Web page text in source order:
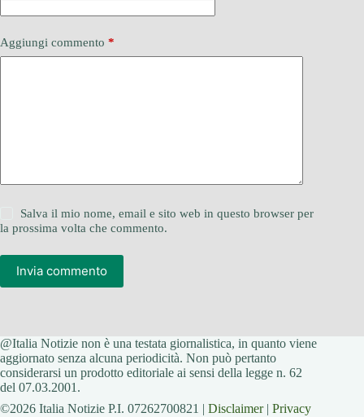
Aggiungi commento *
Salva il mio nome, email e sito web in questo browser per
la prossima volta che commento.
Invia commento
@Italia Notizie non è una testata giornalistica, in quanto viene
aggiornato senza alcuna periodicità. Non può pertanto
considerarsi un prodotto editoriale ai sensi della legge n. 62
del 07.03.2001.
©2026 Italia Notizie P.I. 07262700821 | Disclaimer| Privacy